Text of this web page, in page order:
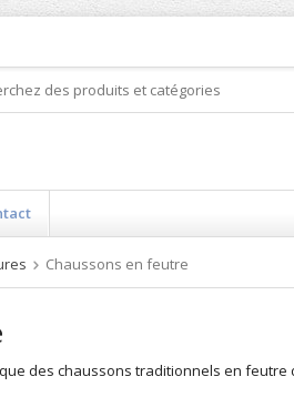
Chaussons en feutre
des chaussons traditionnels en